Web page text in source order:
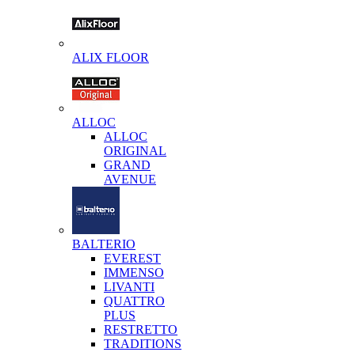
ALIX FLOOR
ALLOC
ALLOC
ORIGINAL
GRAND
AVENUE
BALTERIO
EVEREST
IMMENSO
LIVANTI
QUATTRO
PLUS
RESTRETTO
TRADITIONS